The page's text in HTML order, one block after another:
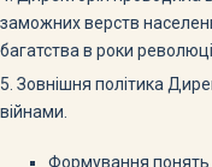
заможних верств
багатства в роки
5. Зовнішня політика
війнами.
Формування понять